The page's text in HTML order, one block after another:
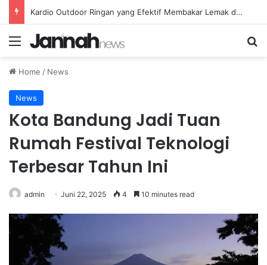
Kardio Outdoor Ringan yang Efektif Membakar Lemak dan Menyegarkan Tubuh Anda
Menu
Home / News
News
Kota Bandung Jadi Tuan
Rumah Festival Teknologi
Terbesar Tahun Ini
admin Juni 22, 2025 4 10 minutes read